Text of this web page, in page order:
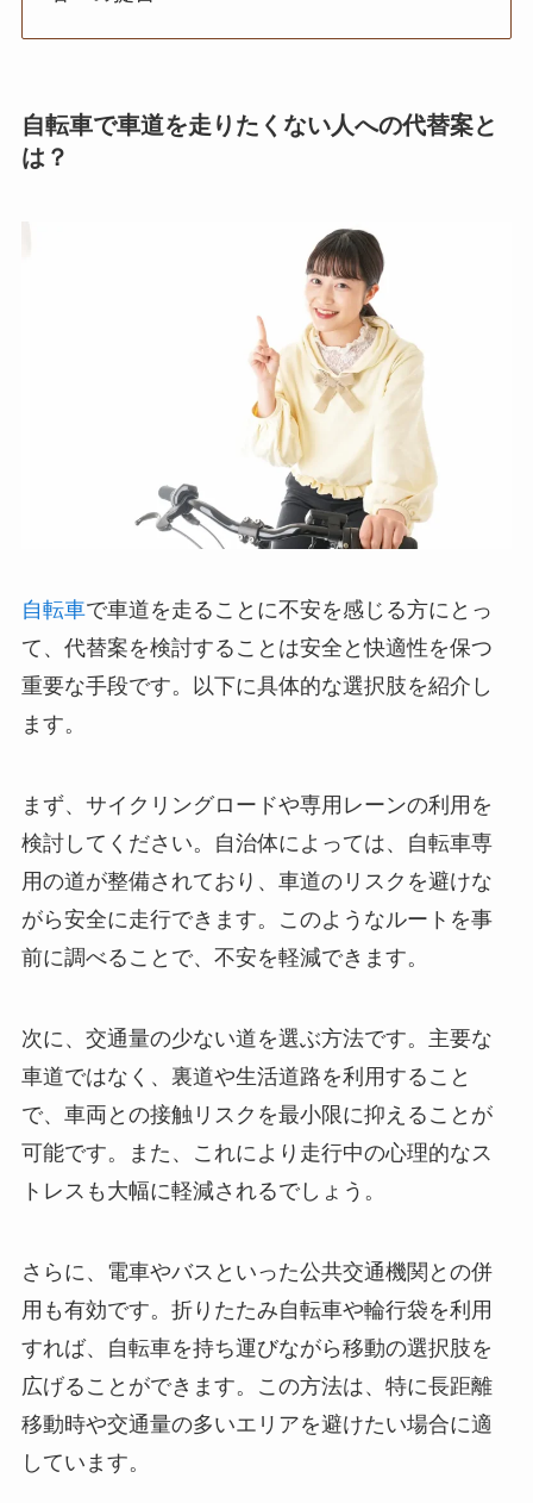
自転車で車道を走りたくない人への代替案と
は？
自転車で車道を走ることに不安を感じる方にとっ
て、代替案を検討することは安全と快適性を保つ
重要な手段です。以下に具体的な選択肢を紹介し
ます。
まず、サイクリングロードや専用レーンの利用を
検討してください。自治体によっては、自転車専
用の道が整備されており、車道のリスクを避けな
がら安全に走行できます。このようなルートを事
前に調べることで、不安を軽減できます。
次に、交通量の少ない道を選ぶ方法です。主要な
車道ではなく、裏道や生活道路を利用すること
で、車両との接触リスクを最小限に抑えることが
可能です。また、これにより走行中の心理的なス
トレスも大幅に軽減されるでしょう。
さらに、電車やバスといった公共交通機関との併
用も有効です。折りたたみ自転車や輪行袋を利用
すれば、自転車を持ち運びながら移動の選択肢を
広げることができます。この方法は、特に長距離
移動時や交通量の多いエリアを避けたい場合に適
しています。